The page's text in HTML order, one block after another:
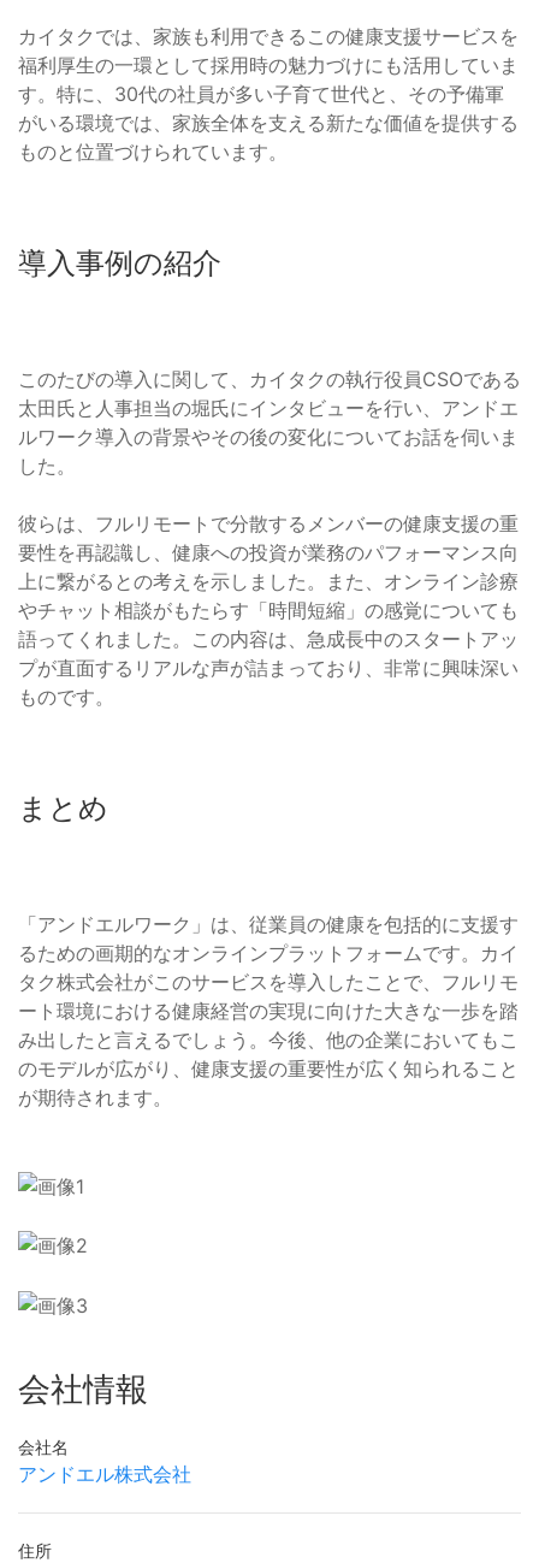
カイタクでは、家族も利用できるこの健康支援サービスを
福利厚生の一環として採用時の魅力づけにも活用していま
す。特に、30代の社員が多い子育て世代と、その予備軍
がいる環境では、家族全体を支える新たな価値を提供する
ものと位置づけられています。
導入事例の紹介
このたびの導入に関して、カイタクの執行役員CSOである
太田氏と人事担当の堀氏にインタビューを行い、アンドエ
ルワーク導入の背景やその後の変化についてお話を伺いま
した。
彼らは、フルリモートで分散するメンバーの健康支援の重
要性を再認識し、健康への投資が業務のパフォーマンス向
上に繋がるとの考えを示しました。また、オンライン診療
やチャット相談がもたらす「時間短縮」の感覚についても
語ってくれました。この内容は、急成長中のスタートアッ
プが直面するリアルな声が詰まっており、非常に興味深い
ものです。
まとめ
「アンドエルワーク」は、従業員の健康を包括的に支援す
るための画期的なオンラインプラットフォームです。カイ
タク株式会社がこのサービスを導入したことで、フルリモ
ート環境における健康経営の実現に向けた大きな一歩を踏
み出したと言えるでしょう。今後、他の企業においてもこ
のモデルが広がり、健康支援の重要性が広く知られること
が期待されます。
会社情報
会社名
アンドエル株式会社
住所